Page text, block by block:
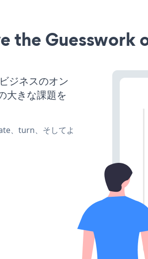
the Guesswork
ジネスのオン
大きな課題を
、turn、そしてよ